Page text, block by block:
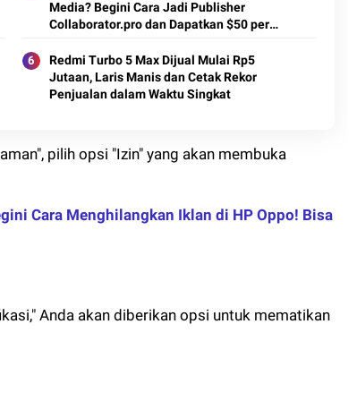
Media? Begini Cara Jadi Publisher
Collaborator.pro dan Dapatkan $50 per
Redmi Turbo 5 Max Dijual Mulai Rp5
Jutaan, Laris Manis dan Cetak Rekor
Penjualan dalam Waktu Singkat
pilih opsi "Izin" yang akan membuka
Cara Menghilangkan Iklan di HP Oppo! Bisa
Anda akan diberikan opsi untuk mematikan